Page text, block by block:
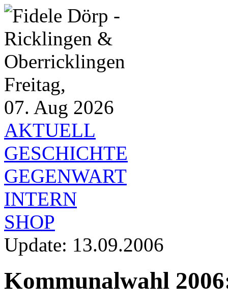
Freitag,
07. Aug 2026
AKTUELL
GESCHICHTE
GEGENWART
INTERN
SHOP
Update: 13.09.2006
Kommunalwahl